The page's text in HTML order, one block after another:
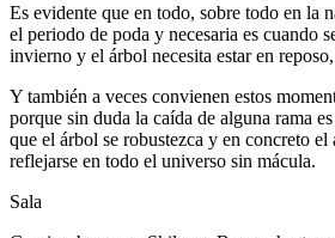
Es evidente que en todo, sobre todo en la
el periodo de poda y necesaria es cuando
invierno y el árbol necesita estar en
Y también a veces convienen estos
porque sin duda la caída de alguna rama
que el árbol se robustezca y en concreto el
reflejarse en todo el universo sin mácula.
Sala